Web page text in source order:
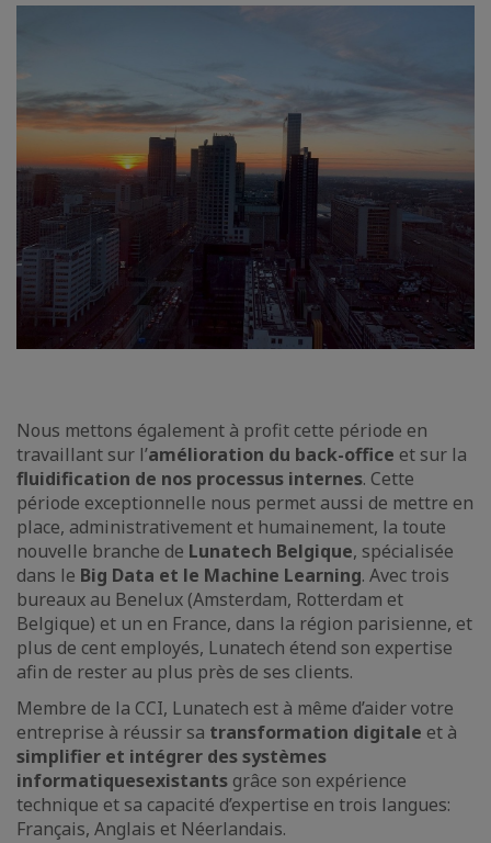
Nous mettons également à profit cette période en
travaillant sur l’amélioration du back-office et sur la
fluidification de nos processus internes. Cette
période exceptionnelle nous permet aussi de mettre en
place, administrativement et humainement, la toute
nouvelle branche de Lunatech Belgique, spécialisée
dans le Big Data et le Machine Learning. Avec trois
bureaux au Benelux (Amsterdam, Rotterdam et
Belgique) et un en France, dans la région parisienne, et
plus de cent employés, Lunatech étend son expertise
afin de rester au plus près de ses clients.
Membre de la CCI, Lunatech est à même d’aider votre
entreprise à réussir sa transformation digitale et à
simplifier et intégrer des systèmes
informatiquesexistants grâce son expérience
technique et sa capacité d’expertise en trois langues:
Français, Anglais et Néerlandais.